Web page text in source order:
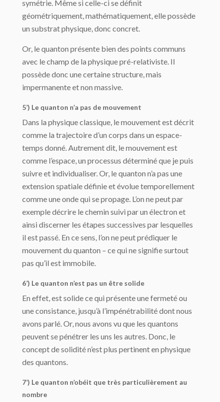
symétrie. Même si celle-ci se définit
géométriquement, mathématiquement, elle possède
un substrat physique, donc concret.
Or, le quanton présente bien des points communs
avec le champ de la physique pré-relativiste. Il
possède donc une certaine structure, mais
impermanente et non massive.
5’) Le quanton n’a pas de mouvement
Dans la physique classique, le mouvement est décrit
comme la trajectoire d’un corps dans un espace-
temps donné. Autrement dit, le mouvement est
comme l’espace, un processus déterminé que je puis
suivre et individualiser. Or, le quanton n’a pas une
extension spatiale définie et évolue temporellement
comme une onde qui se propage. L’on ne peut par
exemple décrire le chemin suivi par un électron et
ainsi discerner les étapes successives par lesquelles
il est passé. En ce sens, l’on ne peut prédiquer le
mouvement du quanton – ce qui ne signifie surtout
pas qu’il est immobile.
6’) Le quanton n’est pas un être solide
En effet, est solide ce qui présente une fermeté ou
une consistance, jusqu’à l’impénétrabilité dont nous
avons parlé. Or, nous avons vu que les quantons
peuvent se pénétrer les uns les autres. Donc, le
concept de solidité n’est plus pertinent en physique
des quantons.
7’) Le quanton n’obéit que très particulièrement au
nombre